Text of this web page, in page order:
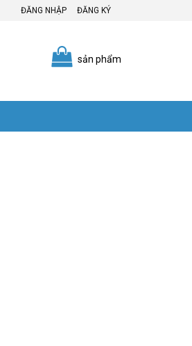
ĐĂNG NHẬP ĐĂNG KÝ
sản phẩm